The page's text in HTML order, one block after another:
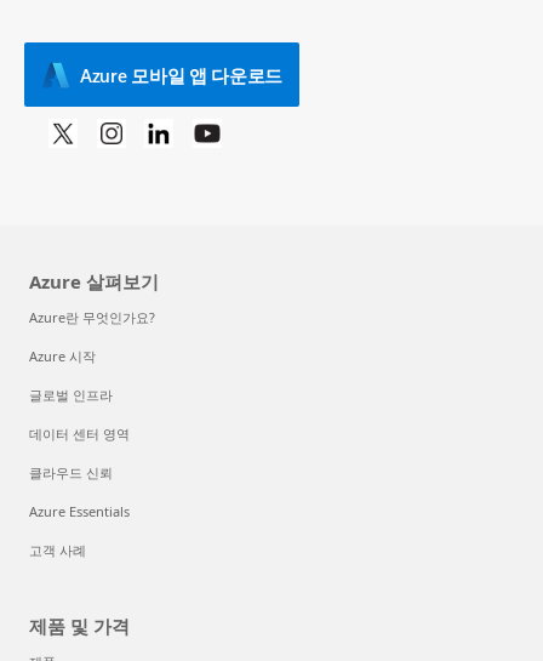
Azure 모바일 앱 다운로드
Azure 살펴보기
Azure란 무엇인가요?
Azure 시작
글로벌 인프라
데이터 센터 영역
클라우드 신뢰
Azure Essentials
고객 사례
제품 및 가격